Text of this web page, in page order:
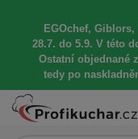
EGOchef, Giblors,
28.7. do 5.9. V této
Ostatní objednané
tedy po